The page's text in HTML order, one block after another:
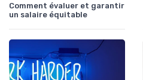
Comment évaluer et garantir
un salaire équitable